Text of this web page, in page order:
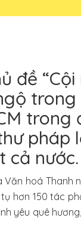
đề
trong
pháp
cả nước.
hoá Thanh
hơn 150 tác
yêu quê